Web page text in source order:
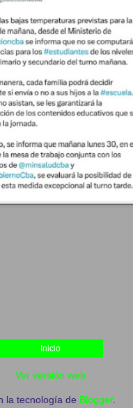
Inicio
Ver versión web
la tecnología de Blogger.